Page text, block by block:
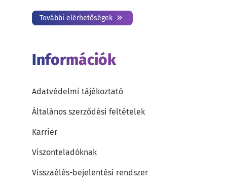
További elérhetőségek
Információk
Adatvédelmi tájékoztató
Általános szerződési feltételek
Karrier
Viszonteladóknak
Visszaélés-bejelentési rendszer